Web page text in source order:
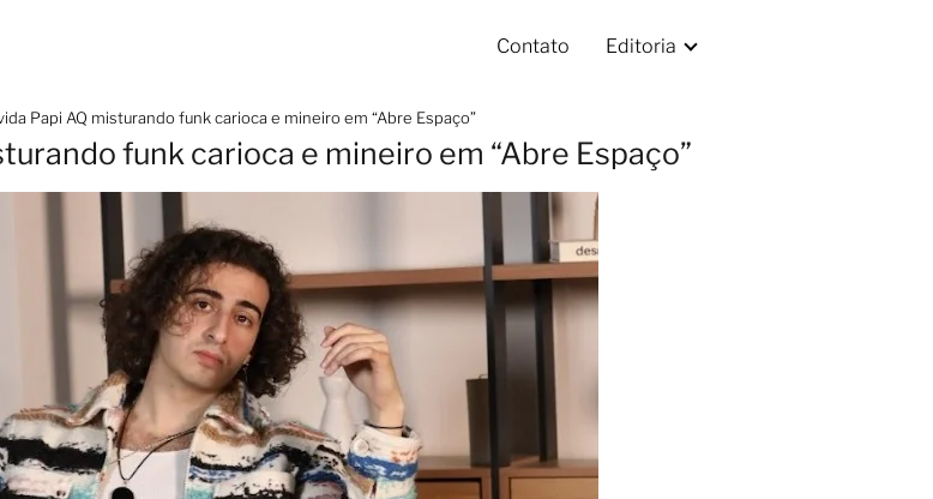
Contato Editoria
Papi AQ misturando funk carioca e mineiro em “Abre Espaço”
funk carioca e mineiro em “Abre Espaço”